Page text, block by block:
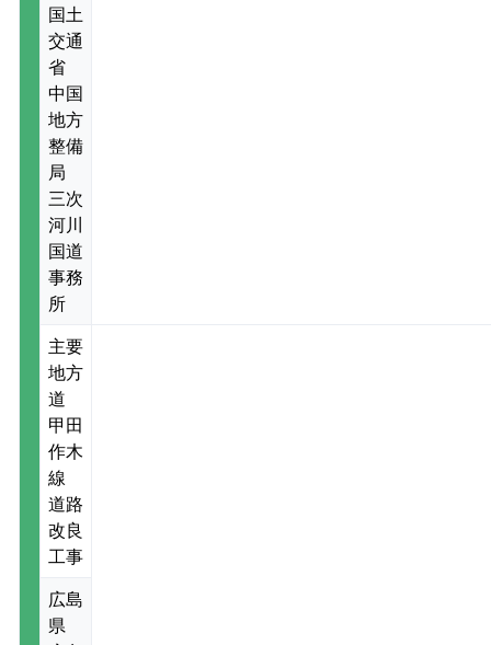
国土
交通
省
中国
地方
整備
局
三次
河川
国道
事務
所
主要
地方
道
甲田
作木
線
道路
改良
工事
広島
県